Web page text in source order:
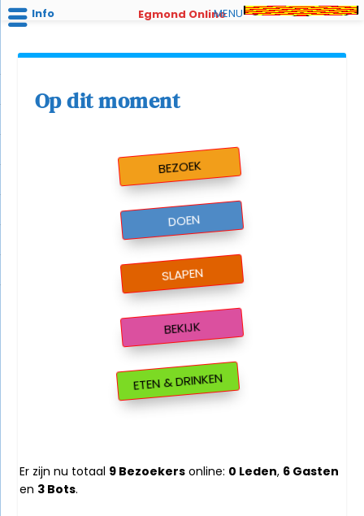
Op dit moment
BEZOEK
DOEN
SLAPEN
BEKIJK
ETEN & DRINKEN
Er zijn nu totaal 9 Bezoekers online: 0 Leden, 6 Gasten
en 3 Bots.
Info Egmond OnlineMENU